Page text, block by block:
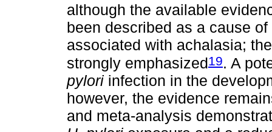
although the available
been described as a cause
associated with achalasia;
strongly emphasized19. A
pylori infection in the
however, the evidence
and meta-analysis